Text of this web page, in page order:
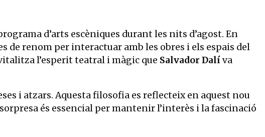
d’arts escèniques durant les nits d’agost. En
de renom per interactuar amb les obres i els espais del
l’esperit teatral i màgic que Salvador Dalíva
i atzars. Aquesta filosofia es reflecteix en aquest nou
és essencial per mantenir l’interès i la fascinació